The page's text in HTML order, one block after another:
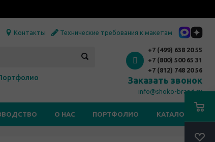
Контакты Технические требования к макетам
+7 (499) 638 20 55
+7 (800) 500 65 31
+7 (812) 748 20 56
Заказать звонок
info@shoko-brand.ru
О НАС ПОРТФОЛИО КАТАЛОГИ